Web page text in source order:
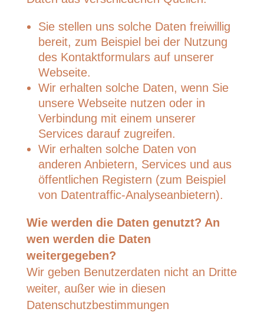
Sie stellen uns solche Daten freiwillig
bereit, zum Beispiel bei der Nutzung
des Kontaktformulars auf unserer
Webseite.
Wir erhalten solche Daten, wenn Sie
unsere Webseite nutzen oder in
Verbindung mit einem unserer
Services darauf zugreifen.
Wir erhalten solche Daten von
anderen Anbietern, Services und aus
öffentlichen Registern (zum Beispiel
von Datentraffic-Analyseanbietern).
Wie werden die Daten genutzt? An
wen werden die Daten
weitergegeben?
Wir geben Benutzerdaten nicht an Dritte
weiter, außer wie in diesen
Datenschutzbestimmungen